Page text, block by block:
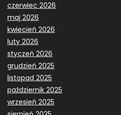
czerwiec 2026
maj 2026
kwiecień 2026
luty 2026
styczeń 2026
grudzień 2025
listopad 2025
październik 2025
wrzesień 2025